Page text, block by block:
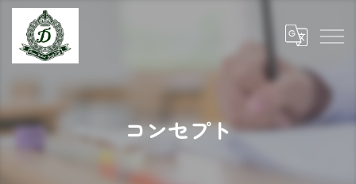
コンセプト